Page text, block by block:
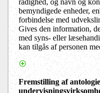
rådighed, og navn og
bemyndigede enheder,
forbindelse med
Gives den information,
med syns- eller
kan tilgås af personen
Fremstilling af